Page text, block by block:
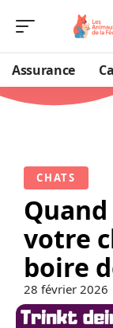
Assurance
CHATS
votre
boire
28 février 2026